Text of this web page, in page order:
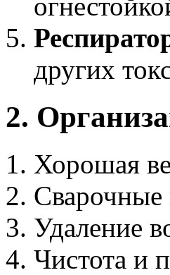
других
2.
Хорошая
Удаление
Чистота и